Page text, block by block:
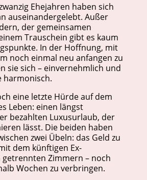
Ehejahren haben sich
auseinandergelebt. Außer
der gemeinsamen
Trauschein gibt es kaum
In der Hoffnung, mit
noch einmal neu anfangen zu
sie sich – einvernehmlich und
harmonisch.
eine letzte Hürde auf dem
Leben: einen längst
bezahlten Luxusurlaub, der
lässt. Die beiden haben
zwei Übeln: das Geld zu
dem künftigen Ex-
getrennten Zimmern – noch
Wochen zu verbringen.